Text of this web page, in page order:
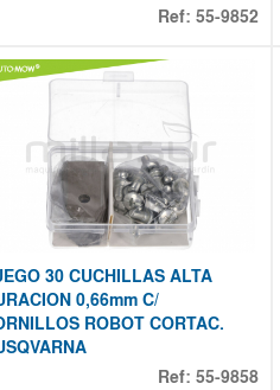
Ref:55-9852
30 CUCHILLAS ALTA
0,66mm C/
ROBOT CORTAC.
Ref:55-9858